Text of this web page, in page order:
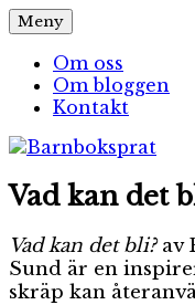
Hoppa
till
innehåll
Barnboksprat
– en blogg om
Meny
Om oss
Om bloggen
Kontakt
Vad kan det
Vad kan det bli?av
Sund är en
skräp kan